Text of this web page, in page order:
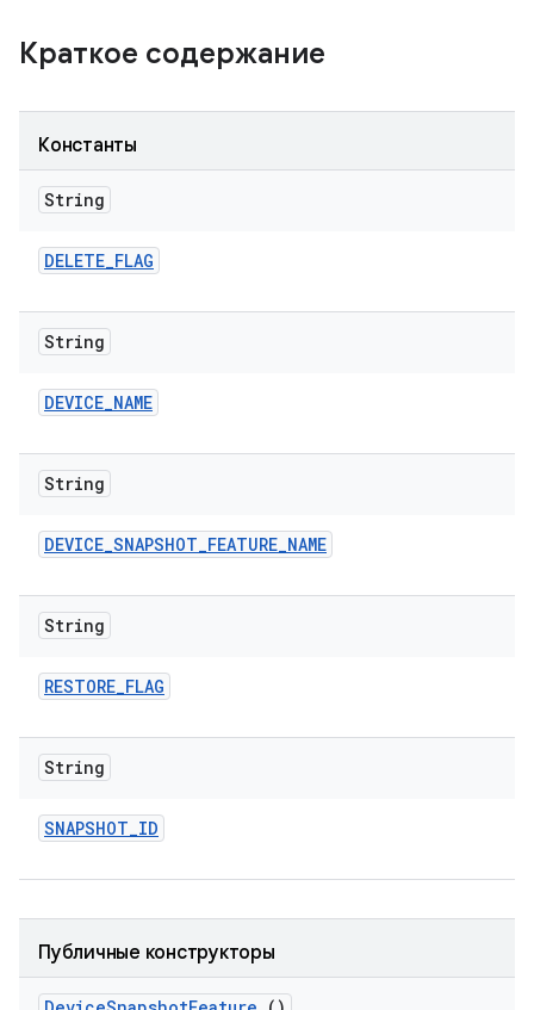
Краткое содержание
Константы
String
DELETE_FLAG
String
DEVICE_NAME
String
DEVICE_SNAPSHOT_FEATURE_NAME
String
RESTORE_FLAG
String
SNAPSHOT_ID
Публичные конструкторы